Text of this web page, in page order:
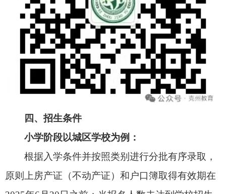
役军人和其他优抚对象优待工作实施办法（试行）
>的通知》（新退役军人发〔2021〕27号）、《关
于印发<自治区军人子女义务教育优待工作细化实
施方案>的通知》（新教厅〔2023〕5号）、《优抚
对象及其子女教育优待暂行办法》（民发〔2004〕
192号）、《军人子女教育优待办法》（政联
〔2011〕7号）、《关于进一步做好军人子女教育
优待工作的若干意见》（军政〔2021〕247号）有
关规定执行。
残公安民警子女教育优待工作的通知（公政治